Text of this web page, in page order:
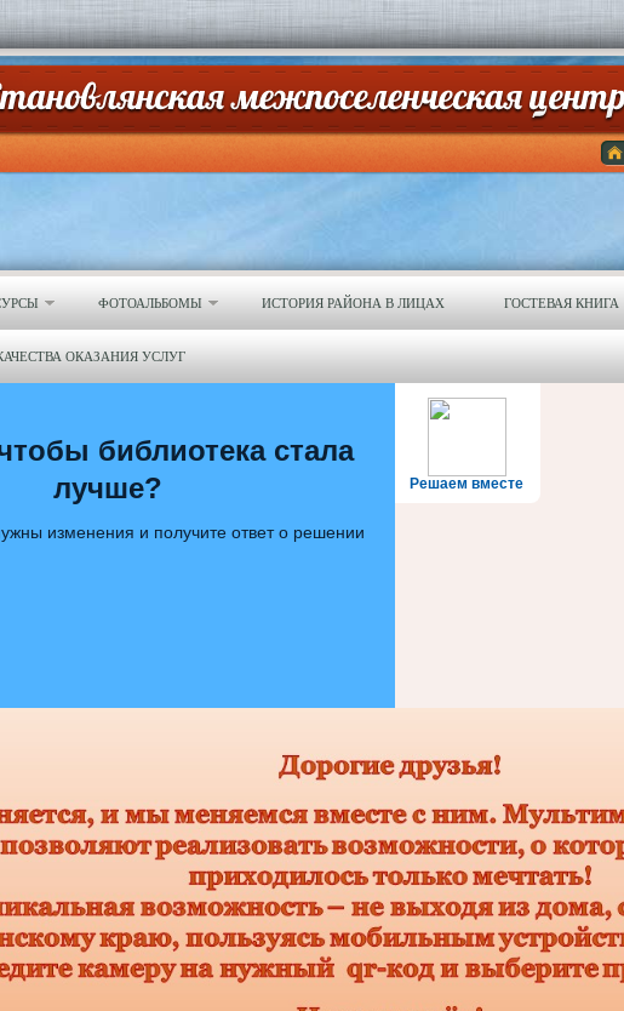
ФОТОАЛЬБОМЫ ИСТОРИЯ РАЙОНА В ЛИЦАХ ГОСТЕВАЯ КНИГА
ОКАЗАНИЯ УСЛУГ
Решаем вместе
библиотека стала
лучше?
изменения и получите ответ о решении